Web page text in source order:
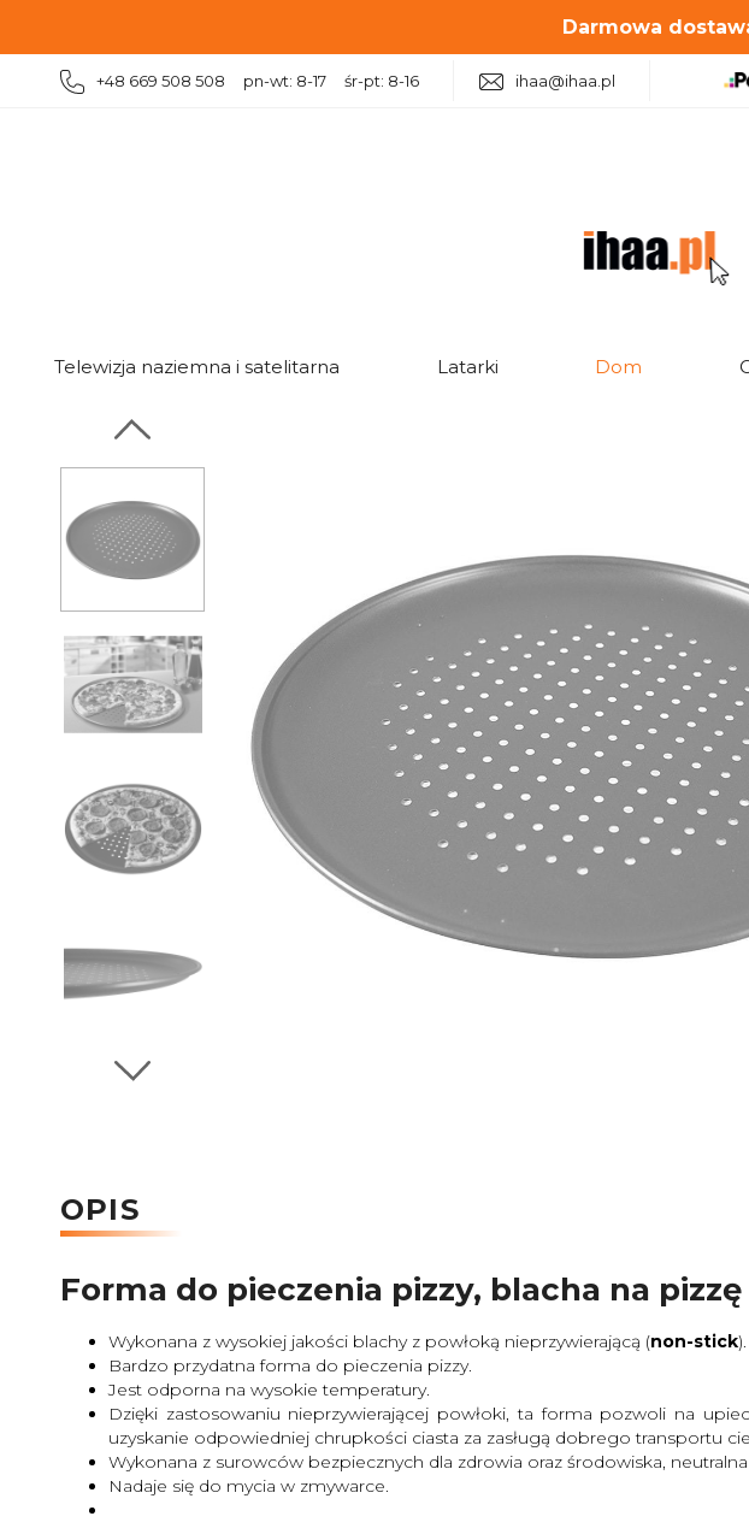
Darmowa
+48 669 508 508 pn-wt: 8-17 śr-pt: 8-16 ihaa@ihaa.pl
Telewizja naziemna i satelitarna Latarki Dom
OPIS
Forma do pieczenia pizzy, blacha na
Wykonana z wysokiej jakości blachy z powłoką nieprzywierającą (non-stick).
Bardzo przydatna forma do pieczenia pizzy.
Jest odporna na wysokie temperatury.
Dzięki zastosowaniu nieprzywierającej powłoki, ta forma pozwoli na
uzyskanie odpowiedniej chrupkości ciasta za zasługą dobrego transportu
Wykonana z surowców bezpiecznych dla zdrowia oraz środowiska,
Nadaje się do mycia w zmywarce.